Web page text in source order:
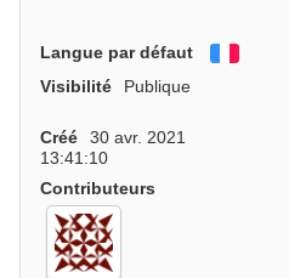
Langue par défaut
Visibilité
Publique
Créé
30 avr. 2021
13:41:10
Contributeurs